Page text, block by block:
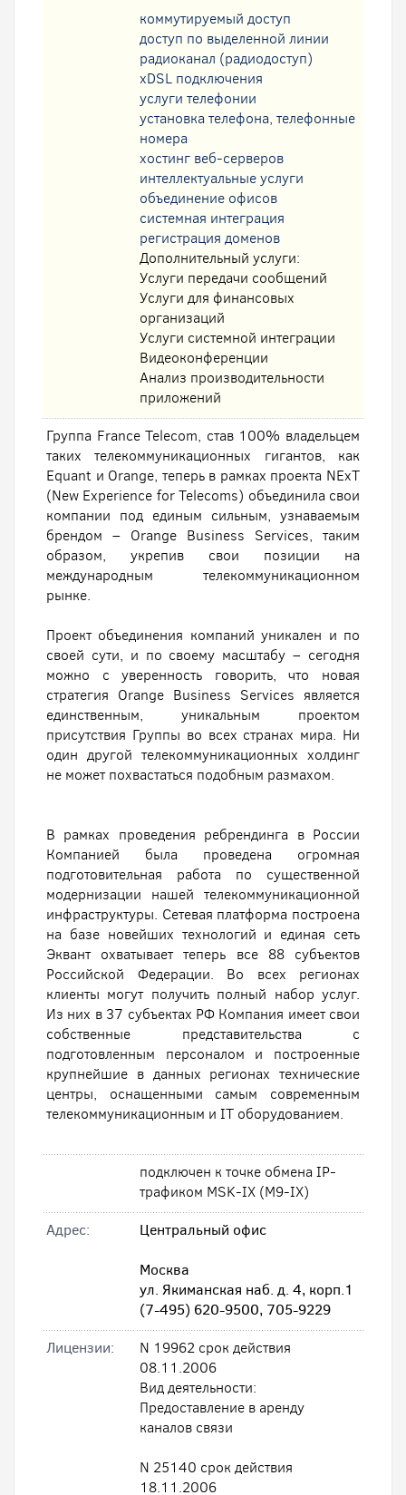
коммутируемый доступ
доступ по выделенной линии
радиоканал (радиодоступ)
xDSL подключения
услуги телефонии
установка телефона, телефонные
номера
хостинг веб-серверов
интеллектуальные услуги
oбъединение офисов
системная интеграция
регистрация доменов
Дополнительный услуги:
Услуги передачи сообщений
Услуги для финансовых
организаций
Услуги системной интеграции
Видеоконференции
Анализ производительности
приложений
Группа France Telecom, став 100% владельцем
таких телекоммуникационных гигантов, как
Equant и Orange, теперь в рамках проекта NExT
(New Experience for Telecoms) объединила свои
компании под единым сильным, узнаваемым
брендом – Orange Business Services, таким
образом, укрепив свои позиции на
международным телекоммуникационном
рынке.
Проект объединения компаний уникален и по
своей сути, и по своему масштабу – сегодня
можно с уверенность говорить, что новая
стратегия Orange Business Services является
единственным, уникальным проектом
присутствия Группы во всех странах мира. Ни
один другой телекоммуникационных холдинг
не может похвастаться подобным размахом.
В рамках проведения ребрендинга в России
Компанией была проведена огромная
подготовительная работа по существенной
модернизации нашей телекоммуникационной
инфраструктуры. Сетевая платформа построена
на базе новейших технологий и единая сеть
Эквант охватывает теперь все 88 субъектов
Российской Федерации. Во всех регионах
клиенты могут получить полный набор услуг.
Из них в 37 субъектах РФ Компания имеет свои
собственные представительства с
подготовленным персоналом и построенные
крупнейшие в данных регионах технические
центры, оснащенными самым современным
телекоммуникационным и IT оборудованием.
подключен к точке обмена IP-
трафиком MSK-IX (M9-IX)
Адрес:
Центральный офис
Москва
ул. Якиманская наб. д. 4, корп.1
(7-495) 620-9500, 705-9229
Лицензии:
N 19962 срок действия
08.11.2006
Вид деятельности:
Предоставление в аренду
каналов связи
N 25140 срок действия
18.11.2006